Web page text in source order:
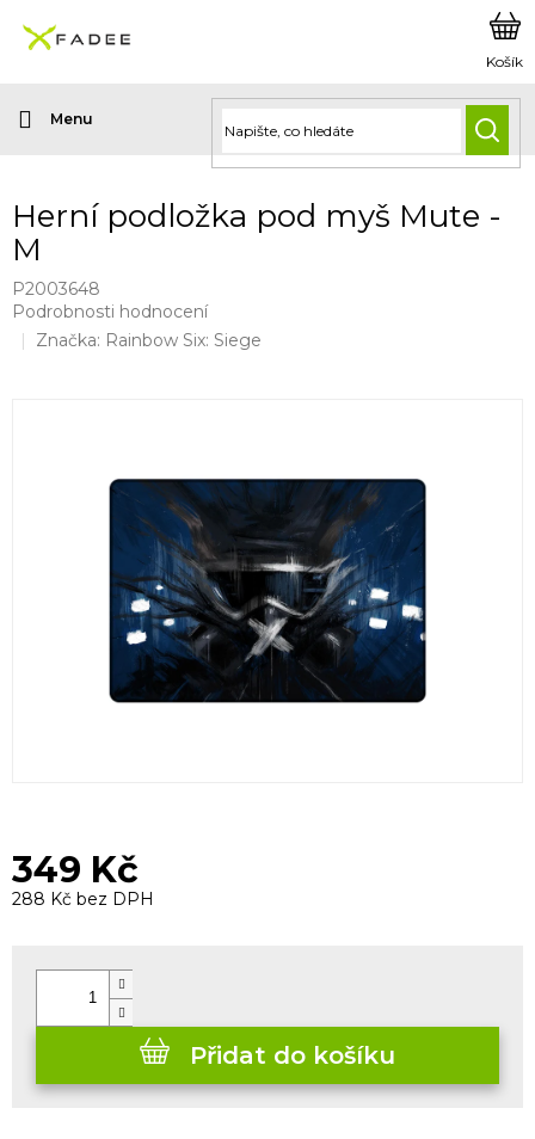
obsah
Herní podložka pod myš Mute -
M
P2003648
Průměrné
hodnocení
Podrobnosti hodnocení
Značka: Rainbow Six: Siege
349 Kč
288 Kč bez DPH
Přidat do košíku